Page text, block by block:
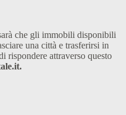
che gli immobili disponibili
una città e trasferirsi in
rispondere attraverso questo